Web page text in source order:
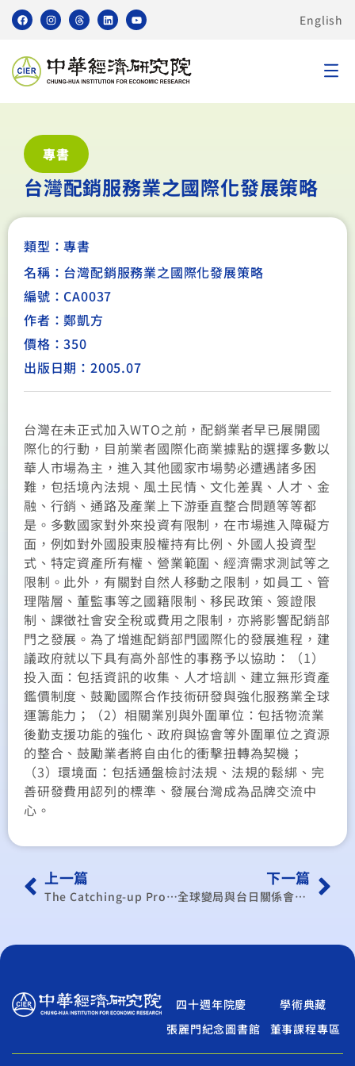
English
專書
台灣配銷服務業之國際化發展策略
類型：專書
名稱：台灣配銷服務業之國際化發展策略
編號：CA0037
作者：鄭凱方
價格：350
出版日期：2005.07
台灣在未正式加入WTO之前，配銷業者早已展開國
際化的行動，目前業者國際化商業據點的選擇多數以
華人市場為主，進入其他國家市場勢必遭遇諸多困
難，包括境內法規、風土民情、文化差異、人才、金
融、行銷、通路及產業上下游垂直整合問題等等都
是。多數國家對外來投資有限制，在市場進入障礙方
面，例如對外國股東股權持有比例、外國人投資型
式、特定資產所有權、營業範圍、經濟需求測試等之
限制。此外，有關對自然人移動之限制，如員工、管
理階層、董監事等之國籍限制、移民政策、簽證限
制、課徵社會安全稅或費用之限制，亦將影響配銷部
門之發展。為了增進配銷部門國際化的發展進程，建
議政府就以下具有高外部性的事務予以協助：（1）
投入面：包括資訊的收集、人才培訓、建立無形資產
鑑價制度、鼓勵國際合作技術研發與強化服務業全球
運籌能力；（2）相關業別與外圍單位：包括物流業
後勤支援功能的強化、政府與協會等外圍單位之資源
的整合、鼓勵業者將自由化的衝擊扭轉為契機；
（3）環境面：包括通盤檢討法規、法規的鬆綁、完
善研發費用認列的標準、發展台灣成為品牌交流中
心。
上一篇
The Catching-up Process of Taiwan’s Electronics Components Industry: A Frontier Analysis
下一篇
全球變局與台日關係會議記錄(第三屆台灣日本交流座談會)
四十週年院慶
學術典藏
張麗門紀念圖書館
董事課程專區